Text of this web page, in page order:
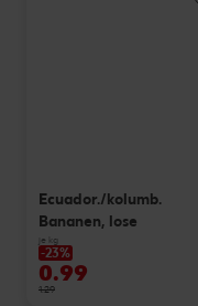
Ecuador./kolumb.
Bananen, lose
je kg
-23%
0.99
1.29